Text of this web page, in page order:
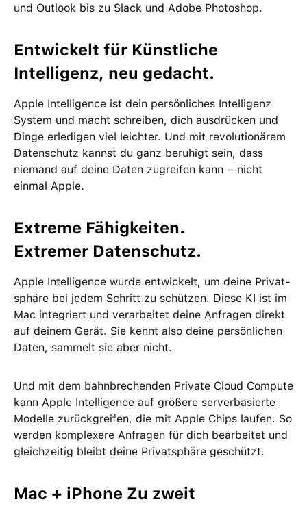
und Outlook bis zu Slack und Adobe Photoshop.
Entwickelt für Künstliche
Intelligenz, neu gedacht.
Apple Intelligence ist dein per­sön­liches Intelligenz
System und macht schreiben, dich ausdrücken und
Dinge erle­digen viel leichter. Und mit revolutio­närem
Daten­schutz kannst du ganz beruhigt sein, dass
niemand auf deine Daten zu­greifen kann − nicht
einmal Apple.
Extreme Fähig­keiten.
Extremer Daten­schutz.
Apple Intelligence wurde ent­wickelt, um deine Privat­
sphäre bei jedem Schritt zu schützen. Diese KI ist im
Mac integriert und ver­arbeitet deine Anfragen direkt
auf deinem Gerät. Sie kennt also deine persön­lichen
Daten, sammelt sie aber nicht.
Und mit dem bahn­brechenden Private Cloud Compute
kann Apple Intelligence auf größere server­basierte
Modelle zurückgreifen, die mit Apple Chips laufen. So
werden kom­plexere Anfragen für dich bear­beitet und
gleich­zeitig bleibt deine Privat­sphäre geschützt.
Mac + iPhone Zu zweit